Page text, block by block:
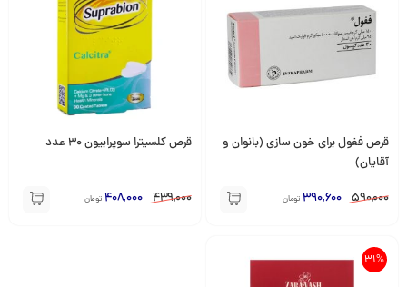
قرص ففول برای خون سازی (بانوان و
آقایان)
590,000
390,600 تومان
قرص کلسیترا سوپرابیون 30 عدد
439,000
408,000 تومان
31%